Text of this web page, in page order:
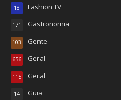
Fashion TV
18
Gastronomia
171
Gente
103
Geral
656
Geral
115
Guia
14